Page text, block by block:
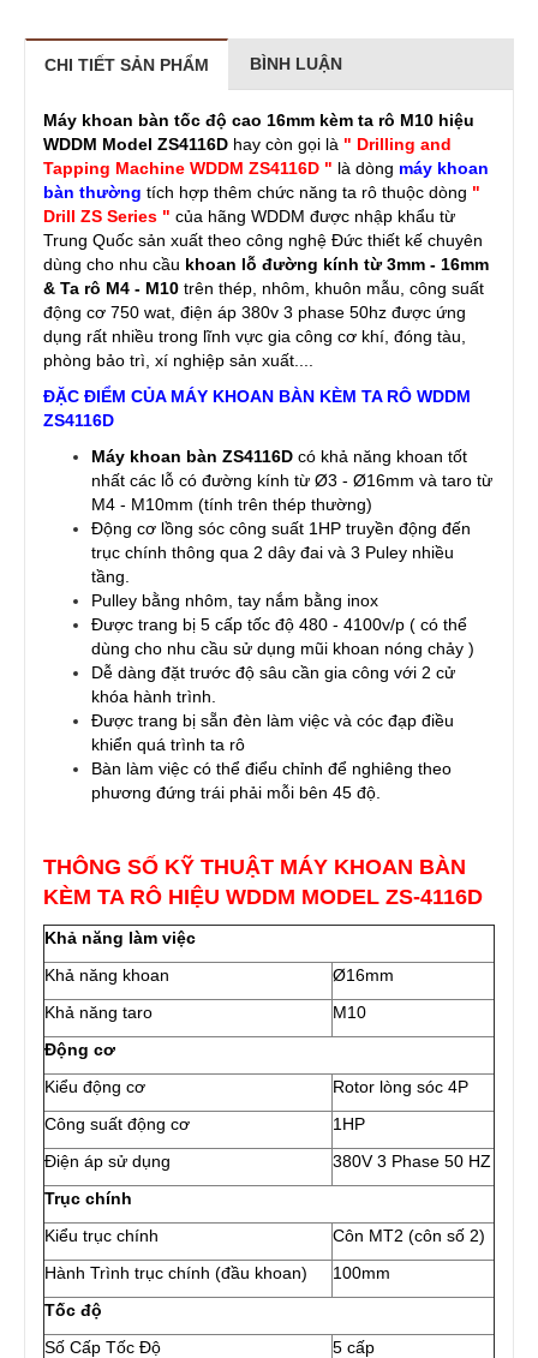
CHI TIẾT SẢN PHẨM BÌNH LUẬN
Máy khoan bàn tốc độ cao 16mm kèm ta rô M10 hiệu
WDDM Model ZS4116D hay còn gọi là " Drilling and
Tapping Machine WDDM ZS4116D " là dòng máy khoan
bàn thường tích hợp thêm chức năng ta rô thuộc dòng "
Drill ZS Series " của hãng WDDM được nhập khẩu từ
Trung Quốc sản xuất theo công nghệ Đức thiết kế chuyên
dùng cho nhu cầu khoan lỗ đường kính từ 3mm - 16mm
& Ta rô M4 - M10 trên thép, nhôm, khuôn mẫu, công suất
động cơ 750 wat, điện áp 380v 3 phase 50hz được ứng
dụng rất nhiều trong lĩnh vực gia công cơ khí, đóng tàu,
phòng bảo trì, xí nghiệp sản xuất....
ĐẶC ĐIỂM CỦA MÁY KHOAN BÀN KÈM TA RÔ WDDM
ZS4116D
Máy khoan bàn ZS4116D có khả năng khoan tốt
nhất các lỗ có đường kính từ Ø3 - Ø16mm và taro từ
M4 - M10mm (tính trên thép thường)
Động cơ lồng sóc công suất 1HP truyền động đến
trục chính thông qua 2 dây đai và 3 Puley nhiều
tầng.
Pulley bằng nhôm, tay nắm bằng inox
Được trang bị 5 cấp tốc độ 480 - 4100v/p ( có thể
dùng cho nhu cầu sử dụng mũi khoan nóng chảy )
Dễ dàng đặt trước độ sâu cần gia công với 2 cử
khóa hành trình.
Được trang bị sẵn đèn làm việc và cóc đạp điều
khiển quá trình ta rô
Bàn làm việc có thể điểu chỉnh để nghiêng theo
phương đứng trái phải mỗi bên 45 độ.
THÔNG SỐ KỸ THUẬT MÁY KHOAN BÀN
KÈM TA RÔ HIỆU WDDM MODEL ZS-4116D
Khả năng làm việc
Khả năng khoan
Ø16mm
Khả năng taro
M10
Động cơ
Kiểu động cơ
Rotor lòng sóc 4P
Công suất động cơ
1HP
Điện áp sử dụng
380V 3 Phase 50 HZ
Trục chính
Kiểu trục chính
Côn MT2 (côn số 2)
Hành Trình trục chính (đầu khoan)
100mm
Tốc độ
Số Cấp Tốc Độ
5 cấp